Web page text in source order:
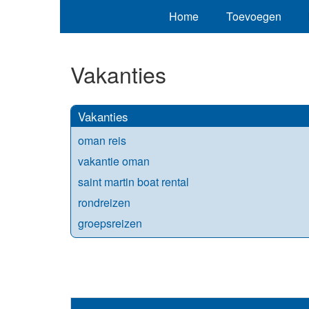
Home Toevoegen
Vakanties
Vakanties
oman reis
vakantie oman
saint martin boat rental
rondreizen
groepsreizen